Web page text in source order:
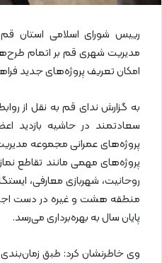
رییس شورای اسلامی استان
مدیریت شهری قم بر اتمام
امکان تعریف پروژه‌های جدید
به گزارش ندای قم به نقل از
سعادتمند در حاشیه بازدید
پروژه‌های عمرانی مجموعه
پروژه‌های مهمی مانند تقاطع
روحانیت، شهربازی معارفی،
منطقه هشت و غیره در دست
پایان سال به بهره‌برداری می‌رسد.
وی خاطرنشان کرد: طبق